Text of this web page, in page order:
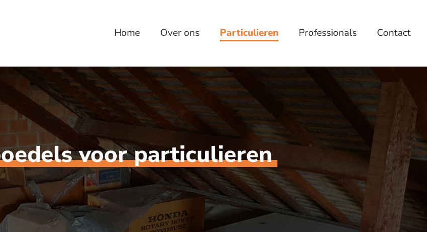
Home Over ons Particulieren Professionals Contact
voor particulieren